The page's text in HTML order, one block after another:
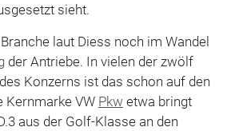
sieht.
laut Diess noch im Wandel
der Antriebe. In vielen der zwölf
Konzerns ist das schon auf den
Kernmarke VW Pkw etwa bringt
aus der Golf-Klasse an den